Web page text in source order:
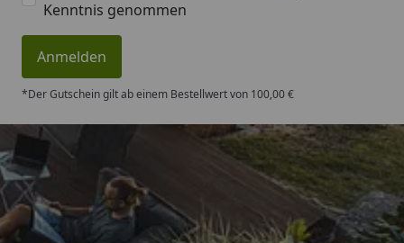
Kenntnis genommen
Anmelden
*Der Gutschein gilt ab einem Bestellwert von 100,00 €
Trusted Shops
4,83/ 5